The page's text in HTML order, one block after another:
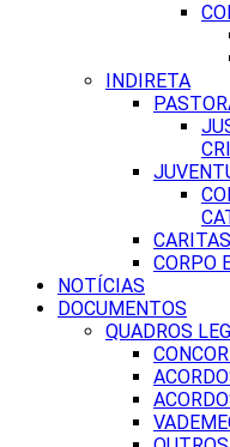
INDIRETA
CORPO
NOTÍCIAS
DOCUMENTOS
QUADROS